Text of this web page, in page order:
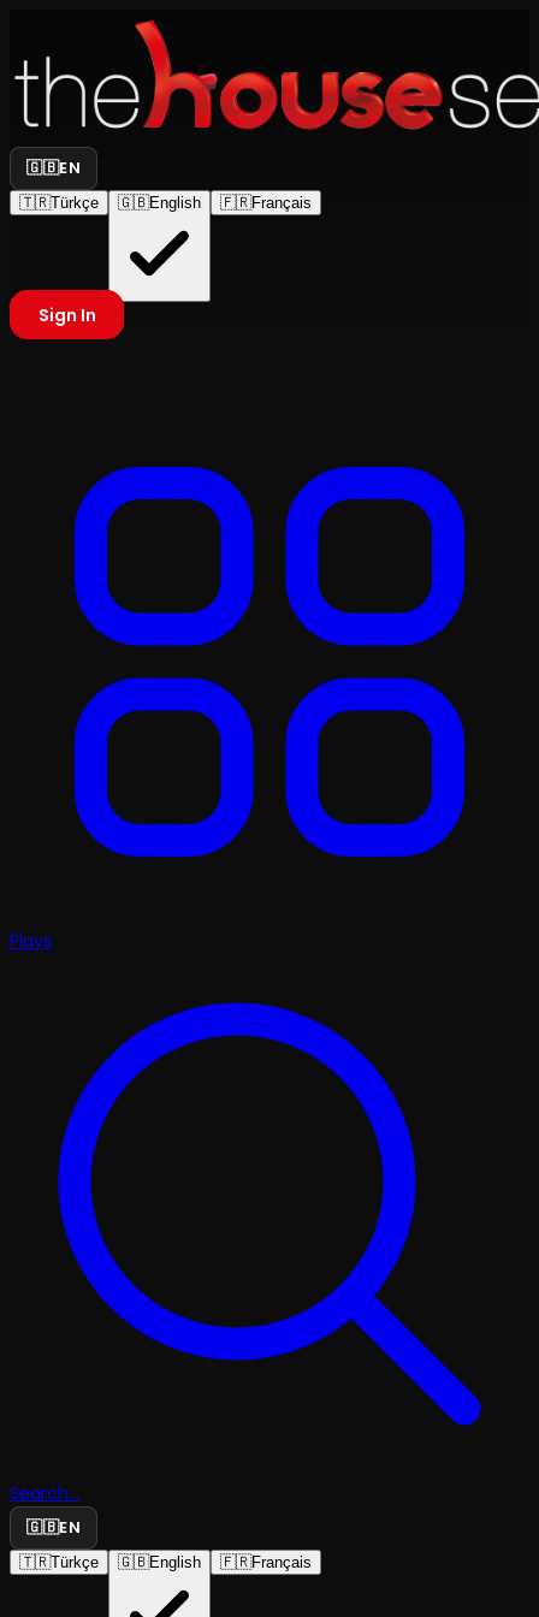
🇬🇧EN
🇹🇷Türkçe 🇬🇧English 🇫🇷Français
Sign In
Plays
Search...
🇬🇧EN
🇹🇷Türkçe 🇬🇧English 🇫🇷Français